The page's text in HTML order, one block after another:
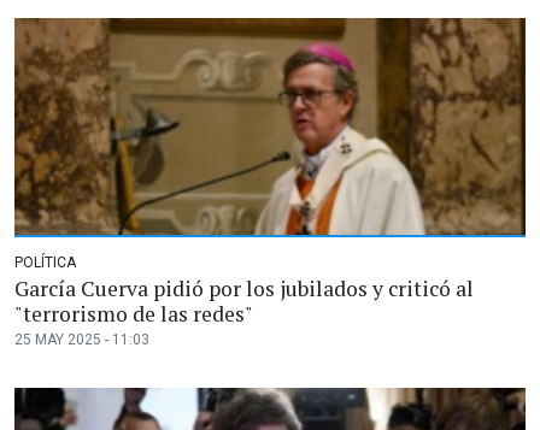
POLÍTICA
García Cuerva pidió por los jubilados y criticó al
"terrorismo de las redes"
25 MAY 2025 - 11:03